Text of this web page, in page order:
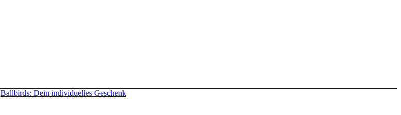
Ballbirds: Dein individuelles Geschenk